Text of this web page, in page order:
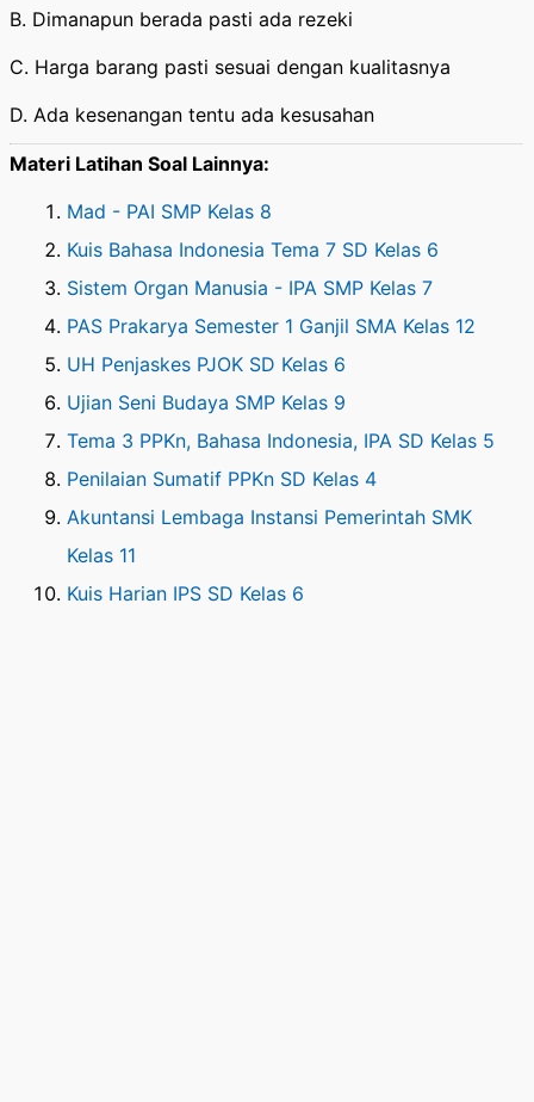
B. Dimanapun berada pasti ada rezeki
C. Harga barang pasti sesuai dengan kualitasnya
D. Ada kesenangan tentu ada kesusahan
Materi Latihan Soal Lainnya:
Mad - PAI SMP Kelas 8
Kuis Bahasa Indonesia Tema 7 SD Kelas 6
Sistem Organ Manusia - IPA SMP Kelas 7
PAS Prakarya Semester 1 Ganjil SMA Kelas 12
UH Penjaskes PJOK SD Kelas 6
Ujian Seni Budaya SMP Kelas 9
Tema 3 PPKn, Bahasa Indonesia, IPA SD Kelas 5
Penilaian Sumatif PPKn SD Kelas 4
Akuntansi Lembaga Instansi Pemerintah SMK
Kelas 11
Kuis Harian IPS SD Kelas 6